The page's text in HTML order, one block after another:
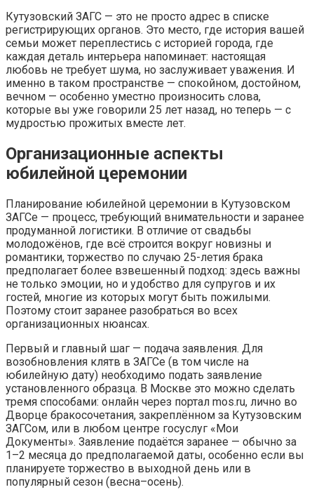
Кутузовский ЗАГС — это не просто адрес в списке
регистрирующих органов. Это место, где история вашей
семьи может переплестись с историей города, где
каждая деталь интерьера напоминает: настоящая
любовь не требует шума, но заслуживает уважения. И
именно в таком пространстве — спокойном, достойном,
вечном — особенно уместно произносить слова,
которые вы уже говорили 25 лет назад, но теперь — с
мудростью прожитых вместе лет.
Организационные аспекты
юбилейной церемонии
Планирование юбилейной церемонии в Кутузовском
ЗАГСе — процесс, требующий внимательности и заранее
продуманной логистики. В отличие от свадьбы
молодожёнов, где всё строится вокруг новизны и
романтики, торжество по случаю 25-летия брака
предполагает более взвешенный подход: здесь важны
не только эмоции, но и удобство для супругов и их
гостей, многие из которых могут быть пожилыми.
Поэтому стоит заранее разобраться во всех
организационных нюансах.
Первый и главный шаг — подача заявления. Для
возобновления клятв в ЗАГСе (в том числе на
юбилейную дату) необходимо подать заявление
установленного образца. В Москве это можно сделать
тремя способами: онлайн через портал mos.ru, лично во
Дворце бракосочетания, закреплённом за Кутузовским
ЗАГСом, или в любом центре госуслуг «Мои
Документы». Заявление подаётся заранее — обычно за
1–2 месяца до предполагаемой даты, особенно если вы
планируете торжество в выходной день или в
популярный сезон (весна–осень).